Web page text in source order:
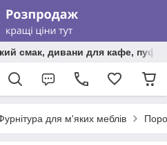
смак, дивани для кафе,
для м'яких меблів